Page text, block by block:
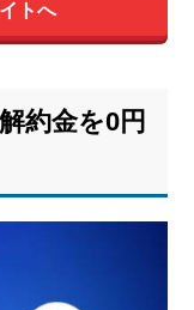
トへ
約金を0円